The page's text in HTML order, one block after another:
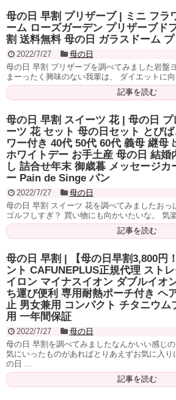
母の日 早割 プリザーブ | ミニ フラ
ーム ローズガーデン プリザーブド
割 送料無料 母の日 ガラスドーム
2022/7/27
母の日
母の日 早割 プリザーブを調べてみました岩盤
まーったく興味のない我輩は、 ダイエットに
記事を読む
母の日 早割 スイーツ 花 | 母の日 プ
ーツ 花 セット 母の日セット とび
ワー付き 40代 50代 60代 義母 継母
ホワイトデー お手土産 母の日 結婚
し 詰合せ年末 御歳暮 メッセージカ
ー Pain de Singe パン
2022/7/27
母の日
母の日 早割 スイーツ 花を調べてみましたおっ
ゴルフしすぎ？ 買い物にも向かいたいな。 気
記事を読む
母の日 早割 | 【母の日早割3,800
ント CAFUNEPLUS正規代理 スト
イロン マイナスイオン ダブルイオ
ち運び便利 専用耐熱ポーチ付き ヘ
止 男女兼用 コンパクト チタニウム
用 一年間保証
2022/7/27
母の日
母の日 早割を調べてみましたなんかいい感じの
気にいったものがあればとりあえずお気に入
の日 ...
記事を読む